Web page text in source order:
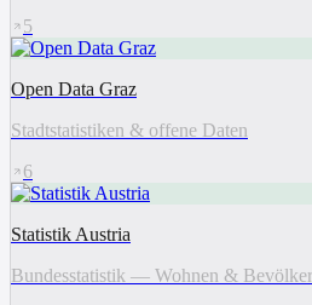
5
Open Data Graz
Stadtstatistiken & offene Daten
6
Statistik Austria
Bundesstatistik — Wohnen &